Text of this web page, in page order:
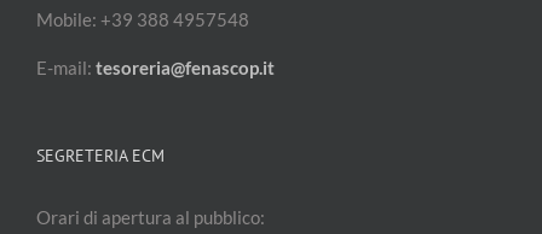
Mobile: +39 388 4957548
E-mail: tesoreria@fenascop.it
SEGRETERIA ECM
Orari di apertura al pubblico: